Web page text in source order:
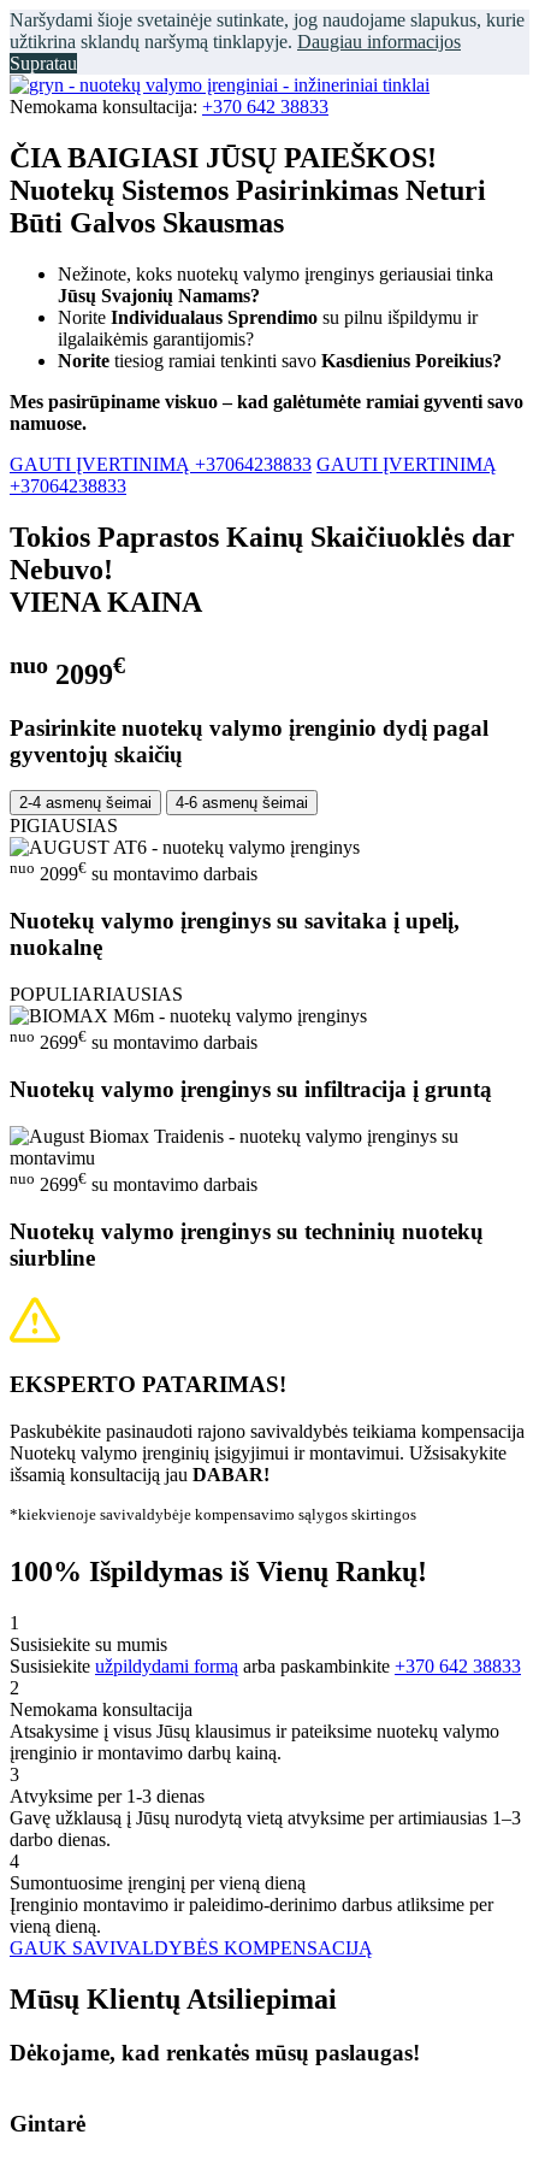
Naršydami šioje svetainėje sutinkate, jog naudojame slapukus, kurie
užtikrina sklandų naršymą tinklapyje. Daugiau informacijos
Supratau
Nemokama konsultacija: +370 642 38833
ČIA BAIGIASI JŪSŲ PAIEŠKOS!
Nuotekų Sistemos Pasirinkimas Neturi
Būti Galvos Skausmas
Nežinote, koks nuotekų valymo įrenginys geriausiai tinka
Jūsų Svajonių Namams?
Norite Individualaus Sprendimo su pilnu išpildymu ir
ilgalaikėmis garantijomis?
Norite tiesiog ramiai tenkinti savo Kasdienius Poreikius?
Mes pasirūpiname viskuo – kad galėtumėte ramiai gyventi savo
namuose.
GAUTI ĮVERTINIMĄ +37064238833 GAUTI ĮVERTINIMĄ
+37064238833
Tokios Paprastos Kainų Skaičiuoklės dar
Nebuvo!
VIENA KAINA
nuo 2099€
Pasirinkite nuotekų valymo įrenginio dydį pagal
gyventojų skaičių
2-4 asmenų šeimai 4-6 asmenų šeimai
PIGIAUSIAS
nuo 2099€ su montavimo darbais
Nuotekų valymo įrenginys su savitaka į upelį,
nuokalnę
POPULIARIAUSIAS
nuo 2699€ su montavimo darbais
Nuotekų valymo įrenginys su infiltracija į gruntą
nuo 2699€ su montavimo darbais
Nuotekų valymo įrenginys su techninių nuotekų
siurbline
EKSPERTO PATARIMAS!
Paskubėkite pasinaudoti rajono savivaldybės teikiama kompensacija
Nuotekų valymo įrenginių įsigyjimui ir montavimui. Užsisakykite
išsamią konsultaciją jau DABAR!
*kiekvienoje savivaldybėje kompensavimo sąlygos skirtingos
100% Išpildymas iš Vienų Rankų!
1
Susisiekite su mumis
Susisiekite užpildydami formą arba paskambinkite +370 642 38833
2
Nemokama konsultacija
Atsakysime į visus Jūsų klausimus ir pateiksime nuotekų valymo
įrenginio ir montavimo darbų kainą.
3
Atvyksime per 1-3 dienas
Gavę užklausą į Jūsų nurodytą vietą atvyksime per artimiausias 1–3
darbo dienas.
4
Sumontuosime įrenginį per vieną dieną
Įrenginio montavimo ir paleidimo-derinimo darbus atliksime per
vieną dieną.
GAUK SAVIVALDYBĖS KOMPENSACIJĄ
Mūsų Klientų Atsiliepimai
Dėkojame, kad renkatės mūsų paslaugas!
Gintarė